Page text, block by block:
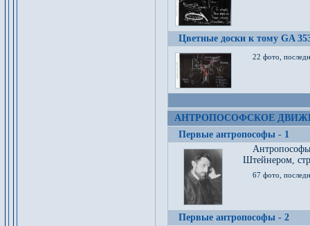
Цветные доски к тому GA
22 фото,
АНТРОПОСОФСКОЕ
Первые антропософы - 1
Штейнером,
67 фото,
Первые антропософы - 2